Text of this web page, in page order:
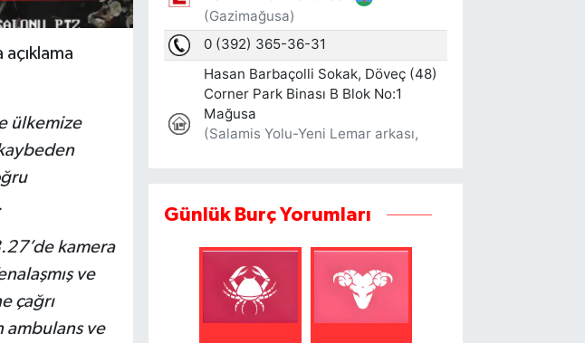
açıklama
ülkemize
kamera
ve
çağrı
ambulans ve
Günlük Burç Yorumları